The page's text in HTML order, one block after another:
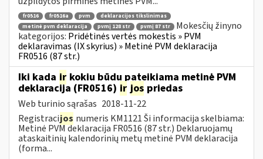
fr0516 fr0516a pvm
deklaracijos tikslinimas
metinė pvm deklaracija
pvmį 128 str pvmį 87 str
Mokesčių žinyno
kategorijos: Pridėtinės vertės mokestis » PVM
deklaravimas (IX skyrius) » Metinė PVM deklaracija
FR0516 (87 str.)
Iki kada ir kokiu būdu pateikiama metinė PVM
deklaracija (FR0516) ir jos priedas
Web turinio sąrašas 2018-11-22
Registracijos numeris KM1121 Ši informacija skelbiama:
Metinė PVM deklaracija FR0516 (87 str.) Deklaruojamų
ataskaitinių kalendorinių metų metinė PVM deklaracija
(forma...